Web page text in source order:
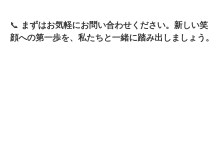
📞 まずはお気軽にお問い合わせください。新しい笑
顔への第一歩を、私たちと一緒に踏み出しましょう。